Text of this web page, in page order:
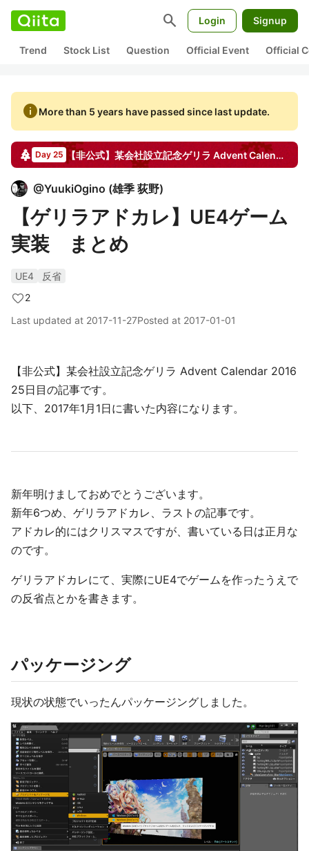
search Login Signup
Trend Stock List Question Official Event Official
infoMore than 5 years have passed since last update.
Day 25 【非公式】某会社設立記念ゲリラ Advent Calendar
@YuukiOgino (雄季 荻野)
【ゲリラアドカレ】UE4ゲーム
実装 まとめ
UE4
反省
2
Last updated at 2017-11-27Posted at 2017-01-01
【非公式】某会社設立記念ゲリラ Advent Calendar 2016
25日目の記事です。
以下、2017年1月1日に書いた内容になります。
新年明けましておめでとうございます。
新年6つめ、ゲリラアドカレ、ラストの記事です。
アドカレ的にはクリスマスですが、書いている日は正月な
のです。
ゲリラアドカレにて、実際にUE4でゲームを作ったうえで
の反省点とかを書きます。
パッケージング
現状の状態でいったんパッケージングしました。